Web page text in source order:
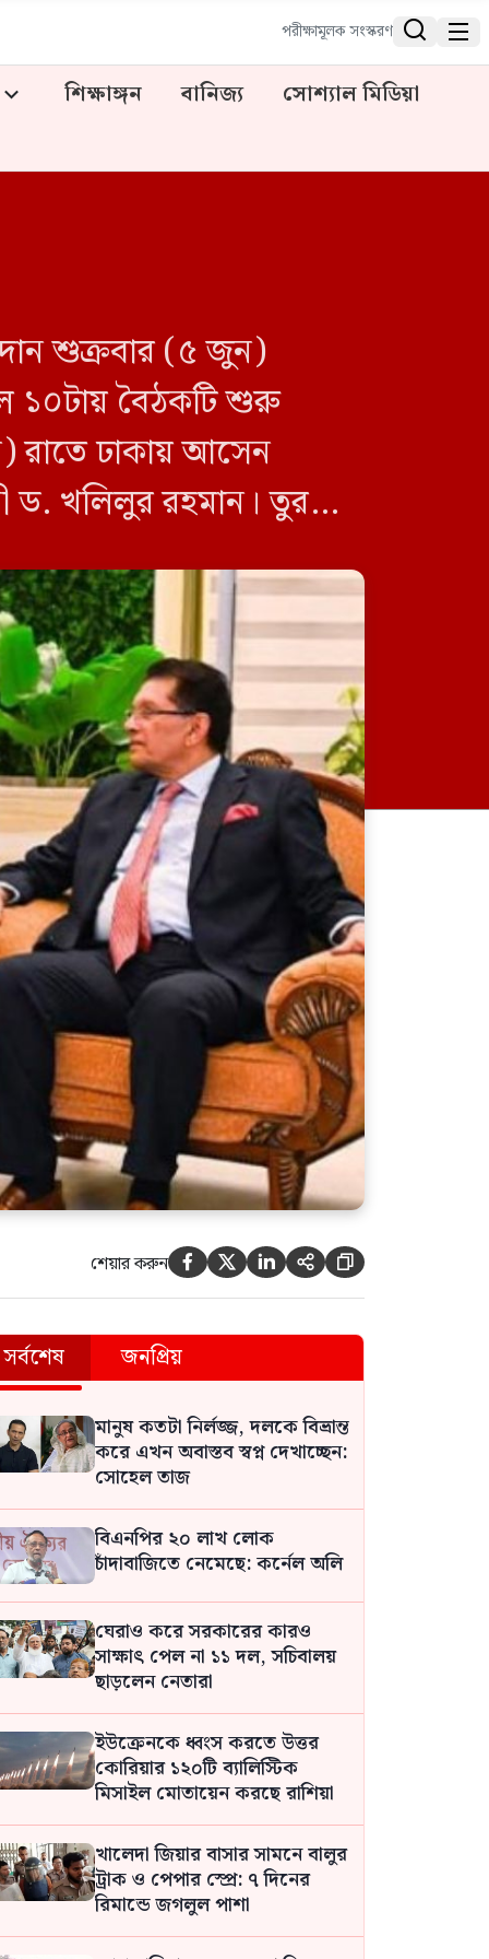
পরীক্ষামূলক সংস্করণ  
শিক্ষাঙ্গন বানিজ্য
সোশ্যাল মিডিয়া
শুক্রবার (৫ জুন)
১০টায় বৈঠকটি শুরু
রাতে ঢাকায় আসেন
ড. খলিলুর রহমান। তুরস্কের
শেয়ার করুন     
সর্বশেষ জনপ্রিয়
মানুষ কতটা নির্লজ্জ, দলকে বিভ্রান্ত
করে এখন অবাস্তব স্বপ্ন দেখাচ্ছেন:
সোহেল তাজ
বিএনপির ২০ লাখ লোক
চাঁদাবাজিতে নেমেছে: কর্নেল অলি
ঘেরাও করে সরকারের কারও
সাক্ষাৎ পেল না ১১ দল, সচিবালয়
ছাড়লেন নেতারা
ইউক্রেনকে ধ্বংস করতে উত্তর
কোরিয়ার ১২০টি ব্যালিস্টিক
মিসাইল মোতায়েন করছে রাশিয়া
খালেদা জিয়ার বাসার সামনে বালুর
ট্রাক ও পেপার স্প্রে: ৭ দিনের
রিমান্ডে জগলুল পাশা